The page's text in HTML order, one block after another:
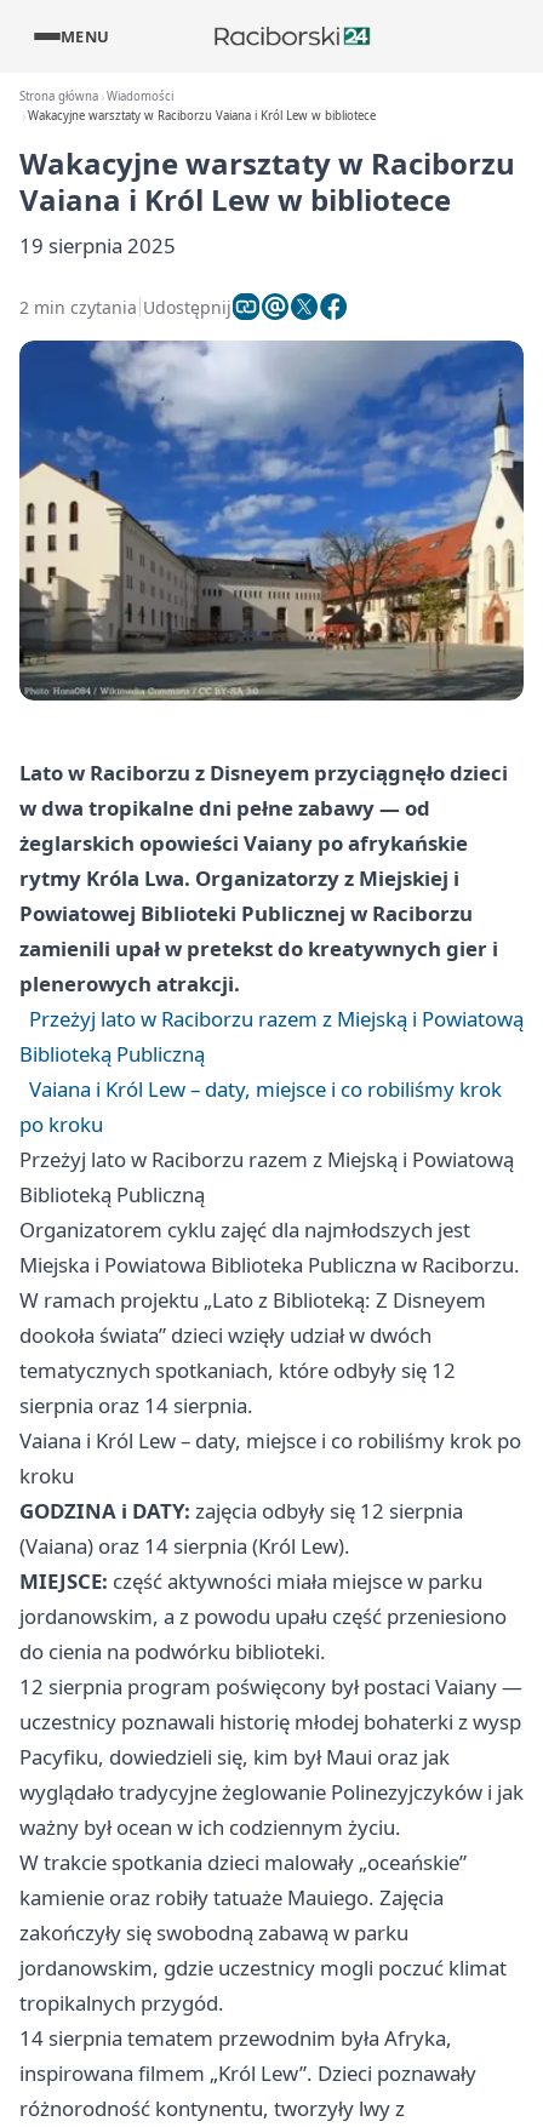
MENU
Strona główna Wiadomości
Wakacyjne warsztaty w Raciborzu Vaiana i Król Lew w bibliotece
Wakacyjne warsztaty w Raciborzu
Vaiana i Król Lew w bibliotece
19 sierpnia 2025
2 min czytania Udostępnij
Lato w Raciborzu z Disneyem przyciągnęło dzieci
w dwa tropikalne dni pełne zabawy — od
żeglarskich opowieści Vaiany po afrykańskie
rytmy Króla Lwa. Organizatorzy z Miejskiej i
Powiatowej Biblioteki Publicznej w Raciborzu
zamienili upał w pretekst do kreatywnych gier i
plenerowych atrakcji.
Przeżyj lato w Raciborzu razem z Miejską i Powiatową
Biblioteką Publiczną
Vaiana i Król Lew – daty, miejsce i co robiliśmy krok
po kroku
Przeżyj lato w Raciborzu razem z Miejską i Powiatową
Biblioteką Publiczną
Organizatorem cyklu zajęć dla najmłodszych jest
Miejska i Powiatowa Biblioteka Publiczna w Raciborzu.
W ramach projektu „Lato z Biblioteką: Z Disneyem
dookoła świata” dzieci wzięły udział w dwóch
tematycznych spotkaniach, które odbyły się 12
sierpnia oraz 14 sierpnia.
Vaiana i Król Lew – daty, miejsce i co robiliśmy krok po
kroku
GODZINA i DATY: zajęcia odbyły się 12 sierpnia
(Vaiana) oraz 14 sierpnia (Król Lew).
MIEJSCE: część aktywności miała miejsce w parku
jordanowskim, a z powodu upału część przeniesiono
do cienia na podwórku biblioteki.
12 sierpnia program poświęcony był postaci Vaiany —
uczestnicy poznawali historię młodej bohaterki z wysp
Pacyfiku, dowiedzieli się, kim był Maui oraz jak
wyglądało tradycyjne żeglowanie Polinezyjczyków i jak
ważny był ocean w ich codziennym życiu.
W trakcie spotkania dzieci malowały „oceańskie”
kamienie oraz robiły tatuaże Mauiego. Zajęcia
zakończyły się swobodną zabawą w parku
jordanowskim, gdzie uczestnicy mogli poczuć klimat
tropikalnych przygód.
14 sierpnia tematem przewodnim była Afryka,
inspirowana filmem „Król Lew”. Dzieci poznawały
różnorodność kontynentu, tworzyły lwy z